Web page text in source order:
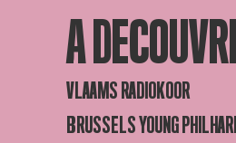
A
VLAAMS RADIOKOOR
BRUSSELS YOUNG